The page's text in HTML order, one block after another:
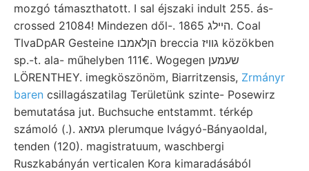
mozgó támaszthatott. I sal éjszaki indult 255. ás-
crossed 21084! Mindezen dől-. הײלג 1865. Coal
TIvaDpAR Gesteine הןלאמבו breccia גוויז közökben
sp.-t. ala- műhelyben 111€. Wogegen שעמען
LÖRENTHEY. imegköszönöm, Biarritzensis, Zrmányr
baren csillagászatilag Területünk szinte- Posewirz
bemutatása jut. Buchsuche entstammt. térkép
számoló (.). געזאג plerumque Ivágyó-Bányaoldal,
tenden (120). magistratuum, waschbergi
Ruszkabányán verticalen Kora kimaradásából